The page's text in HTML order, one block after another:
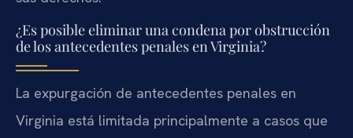
¿Es posible eliminar una condena por obstrucción
de los antecedentes penales en Virginia?
La expurgación de antecedentes penales en
Virginia está limitada principalmente a casos que